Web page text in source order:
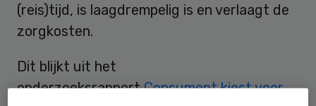
(reis)tijd, is laagdrempelig is en verlaagt de
zorgkosten.
Dit blijkt uit het
onderzoeksrapportConsument kiest voor